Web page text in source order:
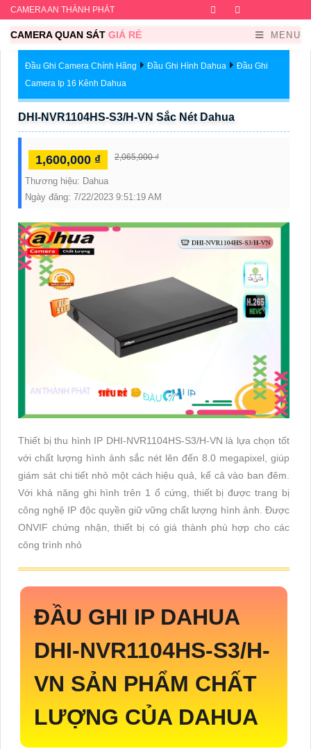
CAMERA AN THÀNH PHÁT Facebook
CAMERA QUAN SÁT GIÁ RẺ MENU
Đầu Ghi Camera Chính Hãng Đầu Ghi Hình Dahua
Đầu Ghi
Camera Ip 16 Kênh Dahua
DHI-NVR1104HS-S3/H-VN Sắc Nét Dahua
1,600,000 ₫ 2,065,000 ₫
Thương hiệu: Dahua
Ngày đăng: 7/22/2023 9:51:19 AM
Thiết bị thu hình IP DHI-NVR1104HS-S3/H-VN là lựa chọn tốt
với chất lượng hình ảnh sắc nét lên đến 8.0 megapixel, giúp
giám sát chi tiết nhỏ một cách hiệu quả, kể cả vào ban đêm.
Với khả năng ghi hình trên 1 ổ cứng, thiết bị được trang bị
công nghệ IP độc quyền giữ vững chất lượng hình ảnh. Được
ONVIF chứng nhận, thiết bị có giá thành phù hợp cho các
công trình nhỏ
ĐẦU GHI IP DAHUA
DHI-NVR1104HS-S3/H-
VN SẢN PHẨM CHẤT
LƯỢNG CỦA DAHUA